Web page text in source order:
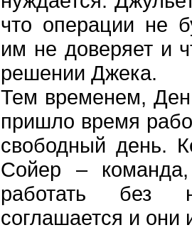
что операции не
им не доверяет и
решении Джека.
Тем временем,
пришло время
свободный день.
Сойер –
работать без
соглашается и они